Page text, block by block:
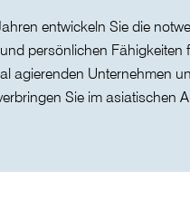
entwickeln Sie die
persönlichen Fähigkeiten
agierenden Unternehmen
Sie im asiatischen